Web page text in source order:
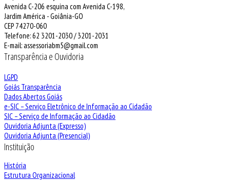
Avenida C-206 esquina com Avenida C-198,
Jardim América - Goiânia-GO
CEP 74270-060
Telefone: 62 3201-2030 / 3201-2031
E-mail: assessoriabm5@gmail.com
Transparência e Ouvidoria
LGPD
Goiás Transparência
Dados Abertos Goiás
e-SIC – Serviço Eletrônico de Informação ao Cidadão
SIC – Serviço de Informação ao Cidadão
Ouvidoria Adjunta (Expresso)
Ouvidoria Adjunta (Presencial)
Instituição
História
Estrutura Organizacional